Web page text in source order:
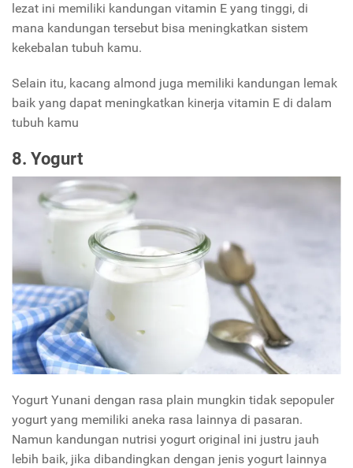
lezat ini memiliki kandungan vitamin E yang tinggi, di
mana kandungan tersebut bisa meningkatkan sistem
kekebalan tubuh kamu.
Selain itu, kacang almond juga memiliki kandungan lemak
baik yang dapat meningkatkan kinerja vitamin E di dalam
tubuh kamu
8. Yogurt
Yogurt Yunani dengan rasa plain mungkin tidak sepopuler
yogurt yang memiliki aneka rasa lainnya di pasaran.
Namun kandungan nutrisi yogurt original ini justru jauh
lebih baik, jika dibandingkan dengan jenis yogurt lainnya